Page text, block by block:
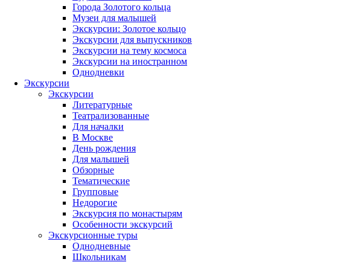
Города Золотого кольца
Музеи для малышей
Экскурсии: Золотое кольцо
Экскурсии для выпускников
Экскурсии на тему космоса
Экскурсии на иностранном
Однодневки
Экскурсии
Экскурсии
Литературные
Театрализованные
Для началки
В Москве
День рождения
Для малышей
Обзорные
Тематические
Групповые
Недорогие
Экскурсия по монастырям
Особенности экскурсий
Экскурсионные туры
Однодневные
Школьникам